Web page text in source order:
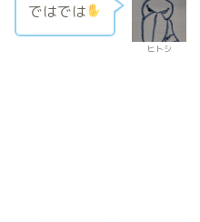
ヒトシ
ではでは